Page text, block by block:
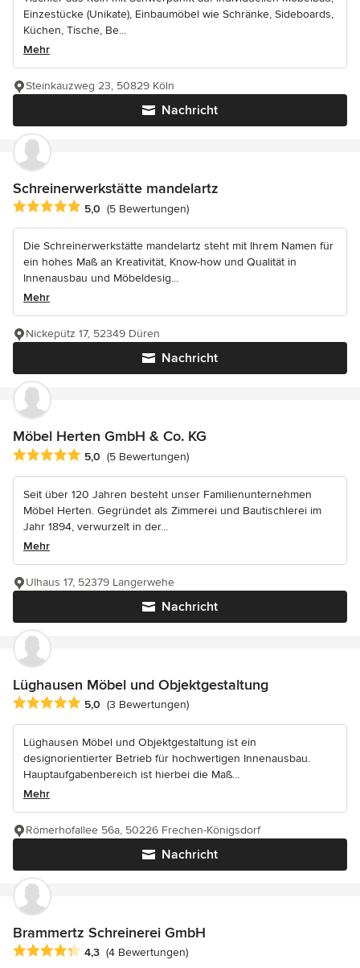
Einzestücke (Unikate), Einbaumöbel wie Schränke, Sideboards,
Küchen, Tische, Be...
Mehr
Nachricht
Steinkauzweg 23, 50829 Köln
Schreinerwerkstätte mandelartz
Durchschnittliche Bewertung: 5 von 5 Sternen
5,0 (5 Bewertungen)
Die Schreinerwerkstätte mandelartz steht mit Ihrem Namen für
ein hohes Maß an Kreativität, Know-how und Qualität in
Innenausbau und Möbeldesig...
Mehr
Nachricht
Nickepütz 17, 52349 Düren
Möbel Herten GmbH & Co. KG
Durchschnittliche Bewertung: 5 von 5 Sternen
5,0 (5 Bewertungen)
Seit über 120 Jahren besteht unser Familienunternehmen
Möbel Herten. Gegründet als Zimmerei und Bautischlerei im
Jahr 1894, verwurzelt in der...
Mehr
Nachricht
Ulhaus 17, 52379 Langerwehe
Lüghausen Möbel und Objektgestaltung
Durchschnittliche Bewertung: 5 von 5 Sternen
5,0 (3 Bewertungen)
Lüghausen Möbel und Objektgestaltung ist ein
designorientierter Betrieb für hochwertigen Innenausbau.
Hauptaufgabenbereich ist hierbei die Maß...
Mehr
Nachricht
Römerhofallee 56a, 50226 Frechen-Königsdorf
Brammertz Schreinerei GmbH
Durchschnittliche Bewertung: 4.3 von 5 Sternen
4,3 (4 Bewertungen)